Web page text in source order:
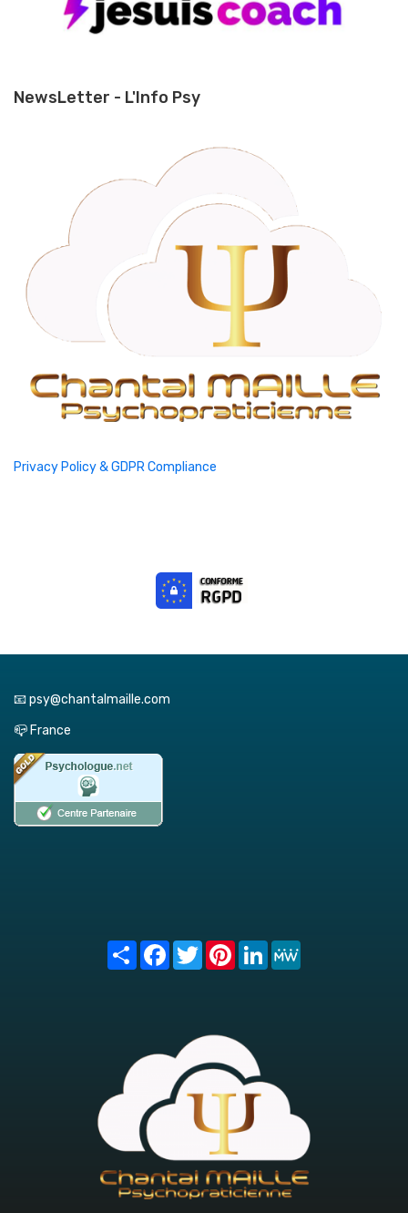
NewsLetter - L'Info Psy
Privacy Policy & GDPR Compliance
📧 psy@chantalmaille.com
📪 France
Share FacebookTwitterPinterest
LinkedIn